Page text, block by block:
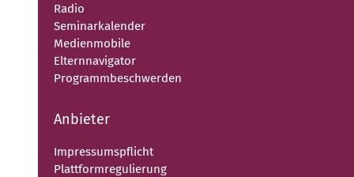
Radio
Seminarkalender
Medienmobile
Elternnavigator
Programmbeschwerden
Anbieter
Impressumspflicht
Plattformregulierung